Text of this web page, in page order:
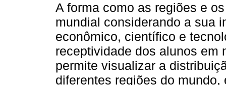
A forma como as regiões e
mundial considerando a sua
econômico, científico e
receptividade dos alunos em
permite visualizar a
diferentes regiões do